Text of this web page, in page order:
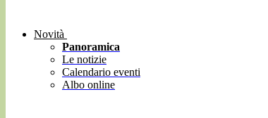
Novità
Panoramica
Le notizie
Calendario eventi
Albo online